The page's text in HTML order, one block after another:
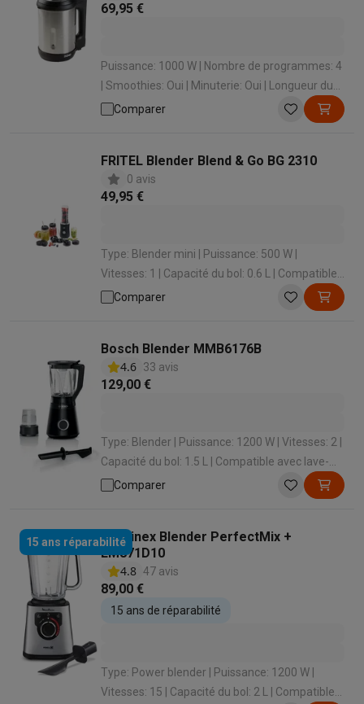
69,95 €
Puissance: 1000 W | Nombre de programmes: 4
| Smoothies: Oui | Minuterie: Oui | Longueur du
cordon: 1.1 m
Comparer
FRITEL Blender Blend & Go BG 2310
0 avis
49,95 €
Type: Blender mini | Puissance: 500 W |
Vitesses: 1 | Capacité du bol: 0.6 L | Compatible
avec lave-vaisselle: Oui
Comparer
Bosch Blender MMB6176B
4.6 33 avis
129,00 €
Type: Blender | Puissance: 1200 W | Vitesses: 2 |
Capacité du bol: 1.5 L | Compatible avec lave-
vaisselle: Oui
Comparer
15 ans réparabilitéMoulinex Blender PerfectMix +
LM871D10
4.8 47 avis
89,00 €
15 ans de réparabilité
Type: Power blender | Puissance: 1200 W |
Vitesses: 15 | Capacité du bol: 2 L | Compatible